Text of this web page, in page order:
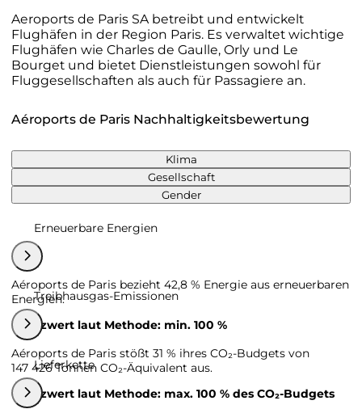
Aeroports de Paris SA betreibt und entwickelt
Flughäfen in der Region Paris. Es verwaltet wichtige
Flughäfen wie Charles de Gaulle, Orly und Le
Bourget und bietet Dienstleistungen sowohl für
Fluggesellschaften als auch für Passagiere an.
Aéroports de Paris Nachhaltigkeitsbewertung
Klima
Gesellschaft
Gender
Erneuerbare Energien
Aéroports de Paris bezieht 42,8 % Energie aus erneuerbaren
Energien.
Grenzwert laut Methode: min. 100 %
Treibhausgas-Emissionen
Aéroports de Paris stößt 31 % ihres CO₂-Budgets von
147 426 Tonnen CO₂-Äquivalent aus.
Grenzwert laut Methode: max. 100 % des CO₂-Budgets
Lieferkette